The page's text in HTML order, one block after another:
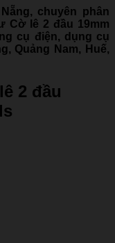
chuyên phân
Cờ lê 2 đầu 19mm
cụ điện, dụng cụ
Quảng Nam, Huế,
2 đầu